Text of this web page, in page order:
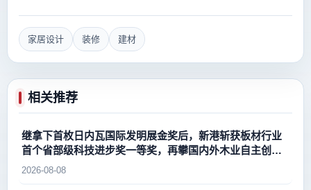
家居设计 装修 建材
相关推荐
继拿下首枚日内瓦国际发明展金奖后，新港斩获板材行业
首个省部级科技进步奖一等奖，再攀国内外木业自主创新
新高峰
2026-08-08